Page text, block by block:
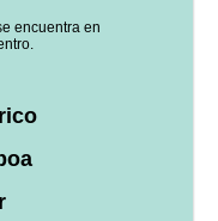
encuentra en